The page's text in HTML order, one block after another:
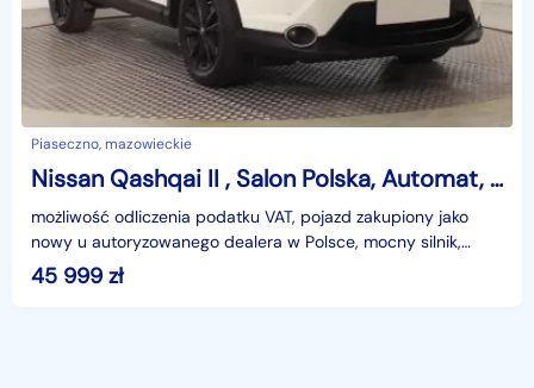
Piaseczno, mazowieckie
Nissan Qashqai II , Salon Polska, Automat, VAT 23%, Klimatronic, Tempomat,
możliwość odliczenia podatku VAT, pojazd zakupiony jako
nowy u autoryzowanego dealera w Polsce, mocny silnik,
45 999 zł